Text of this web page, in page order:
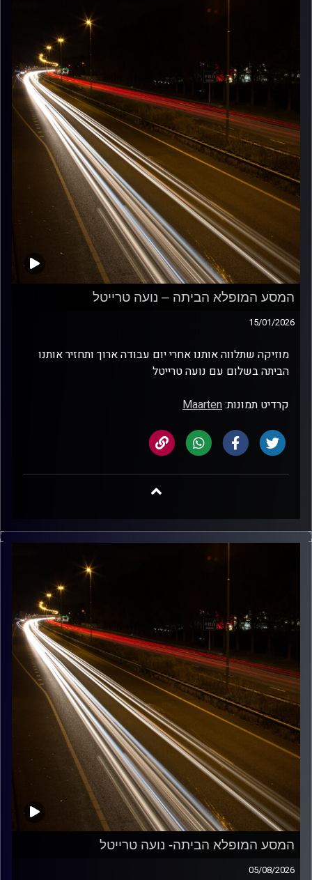
המסע המופלא הביתה – נועה טרייטל
15/01/2026
מוזיקה שתלווה אותנו אחרי יום עבודה ארוך ותחזיר אותנו
הביתה בשלום עם נועה טרייטל
קרדיט תמונות:Maarten
המסע המופלא הביתה- נועה טרייטל
05/08/2026